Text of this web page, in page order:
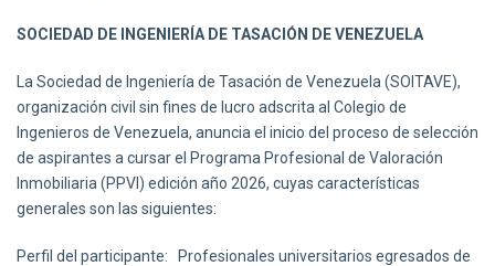
SOCIEDAD DE INGENIERÍA DE TASACIÓN DE VENEZUELA
La Sociedad de Ingeniería de Tasación de Venezuela (SOITAVE),
organización civil sin fines de lucro adscrita al Colegio de
Ingenieros de Venezuela, anuncia el inicio del proceso de selección
de aspirantes a cursar el Programa Profesional de Valoración
Inmobiliaria (PPVI) edición año 2026, cuyas características
generales son las siguientes:
Perfil del participante: Profesionales universitarios egresados de